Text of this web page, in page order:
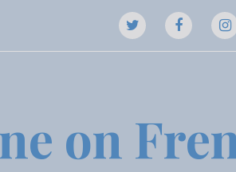
Twitter
Facebook
on